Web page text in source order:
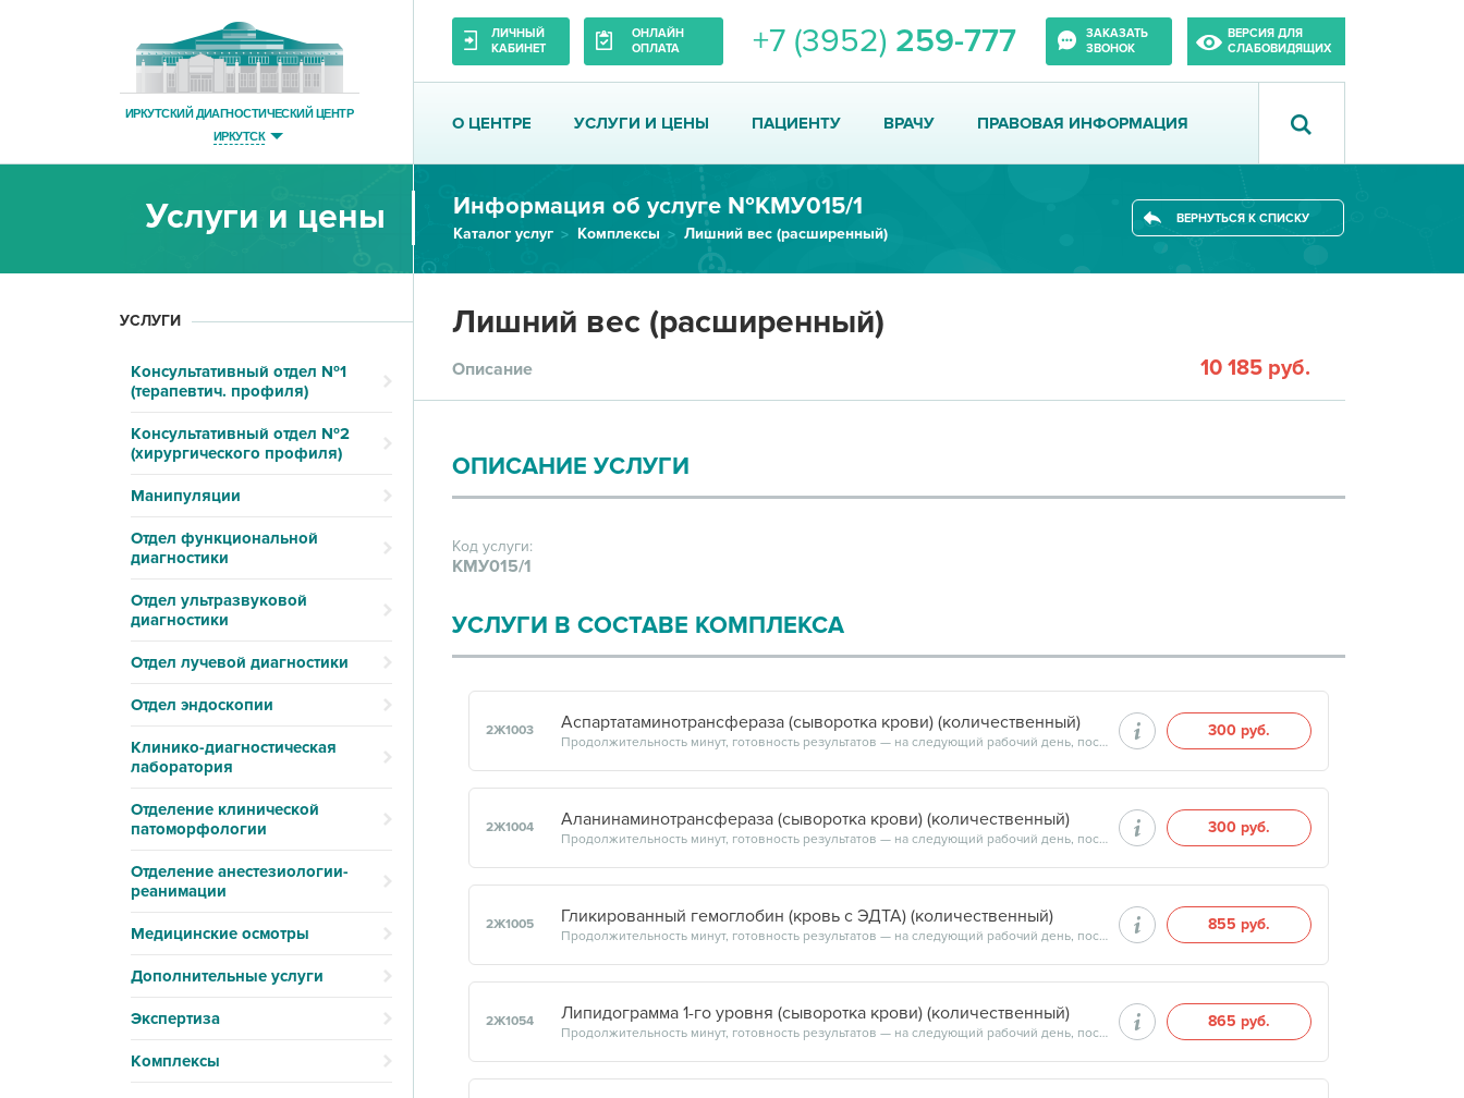
ИРКУТСКИЙ ДИАГНОСТИЧЕСКИЙ ЦЕНТР
ИРКУТСК
ЛИЧНЫЙ
КАБИНЕТ
ОНЛАЙН
ОПЛАТА
+7 (3952) 259-777
ЗАКАЗАТЬ
ЗВОНОК
ВЕРСИЯ ДЛЯ
СЛАБОВИДЯЩИХ
О ЦЕНТРЕ УСЛУГИ И ЦЕНЫ ПАЦИЕНТУ ВРАЧУ ПРАВОВАЯ ИНФОРМАЦИЯ
Услуги и цены Информация об услуге №КМУ015/1
Каталог услуг Комплексы Лишний вес (расширенный)
ВЕРНУТЬСЯ К СПИСКУ
УСЛУГИ
Консультативный отдел №1
(терапевтич. профиля)
Консультативный отдел №2
(хирургического профиля)
Манипуляции
Отдел функциональной
диагностики
Отдел ультразвуковой
диагностики
Отдел лучевой диагностики
Отдел эндоскопии
Клинико-диагностическая
лаборатория
Отделение клинической
патоморфологии
Отделение анестезиологии-
реанимации
Медицинские осмотры
Дополнительные услуги
Экспертиза
Комплексы
Лишний вес (расширенный)
Описание 10 185 руб.
ОПИСАНИЕ УСЛУГИ
Код услуги:
КМУ015/1
УСЛУГИ В СОСТАВЕ КОМПЛЕКСА
2Ж1003 Аспартатаминотрансфераза (сыворотка крови) (количественный)
Продолжительность минут, готовность результатов — на следующий рабочий день, после 15:00
300 руб.
2Ж1004 Аланинаминотрансфераза (сыворотка крови) (количественный)
Продолжительность минут, готовность результатов — на следующий рабочий день, после 15:00
300 руб.
2Ж1005 Гликированный гемоглобин (кровь с ЭДТА) (количественный)
Продолжительность минут, готовность результатов — на следующий рабочий день, после 17:00
855 руб.
2Ж1054 Липидограмма 1-го уровня (сыворотка крови) (количественный)
Продолжительность минут, готовность результатов — на следующий рабочий день, после 15:00
865 руб.